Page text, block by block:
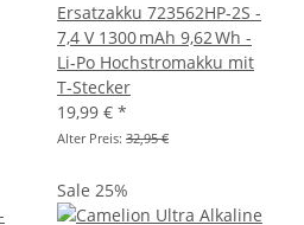
Ersatzakku 723562HP‑2S -
7,4 V 1300 mAh 9,62 Wh -
Li‑Po Hochstromakku mit
T‑Stecker
19,99 € *
Alter Preis: 32,95 €
Sale 25%